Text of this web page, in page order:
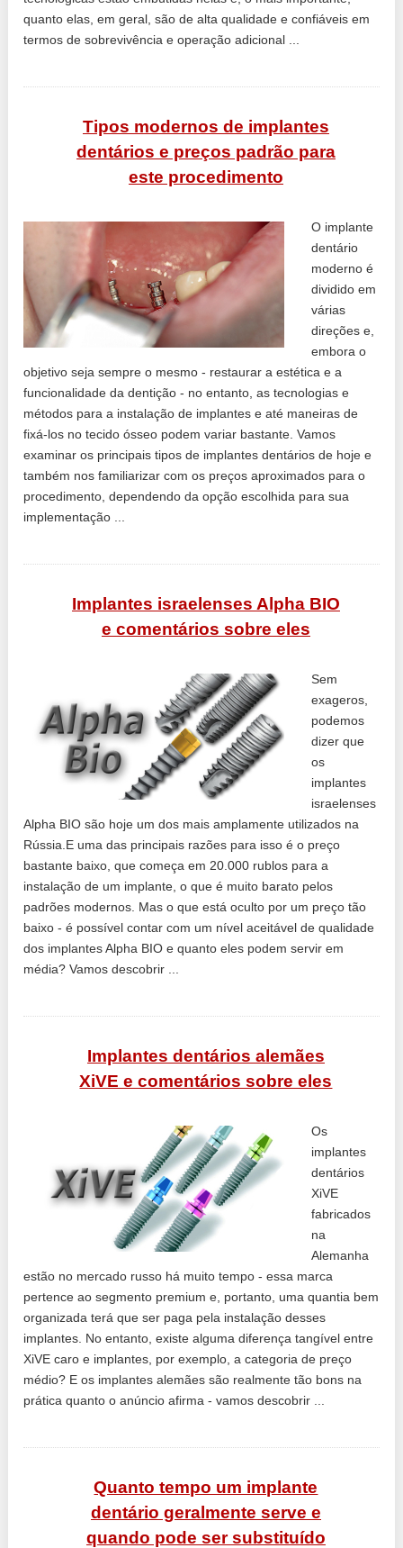
quanto elas, em geral, são de alta qualidade e confiáveis ​​em
termos de sobrevivência e operação adicional ...
Tipos modernos de implantes
dentários e preços padrão para
este procedimento
O implante
dentário
moderno é
dividido em
várias
direções e,
embora o
objetivo seja sempre o mesmo - restaurar a estética e a
funcionalidade da dentição - no entanto, as tecnologias e
métodos para a instalação de implantes e até maneiras de
fixá-los no tecido ósseo podem variar bastante. Vamos
examinar os principais tipos de implantes dentários de hoje e
também nos familiarizar com os preços aproximados para o
procedimento, dependendo da opção escolhida para sua
implementação ...
Implantes israelenses Alpha BIO
e comentários sobre eles
Sem
exageros,
podemos
dizer que
os
implantes
israelenses
Alpha BIO são hoje um dos mais amplamente utilizados na
Rússia.E uma das principais razões para isso é o preço
bastante baixo, que começa em 20.000 rublos para a
instalação de um implante, o que é muito barato pelos
padrões modernos. Mas o que está oculto por um preço tão
baixo - é possível contar com um nível aceitável de qualidade
dos implantes Alpha BIO e quanto eles podem servir em
média? Vamos descobrir ...
Implantes dentários alemães
XiVE e comentários sobre eles
Os
implantes
dentários
XiVE
fabricados
na
Alemanha
estão no mercado russo há muito tempo - essa marca
pertence ao segmento premium e, portanto, uma quantia bem
organizada terá que ser paga pela instalação desses
implantes. No entanto, existe alguma diferença tangível entre
XiVE caro e implantes, por exemplo, a categoria de preço
médio? E os implantes alemães são realmente tão bons na
prática quanto o anúncio afirma - vamos descobrir ...
Quanto tempo um implante
dentário geralmente serve e
quando pode ser substituído